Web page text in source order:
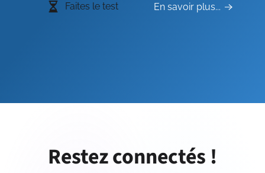
Faites le test En savoir plus...
Restez connectés !